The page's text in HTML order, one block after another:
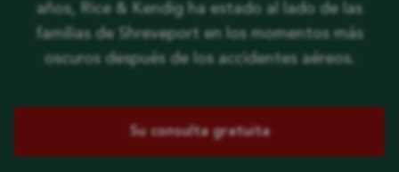
años, Rice & Kendig ha estado al lado de las
familias de Shreveport en los momentos más
oscuros después de los accidentes aéreos.
Su consulta gratuita